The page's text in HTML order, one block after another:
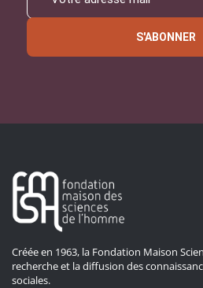
S'ABONNER
Créée en 1963, la Fondation Maison
recherche et la diffusion des
sociales.